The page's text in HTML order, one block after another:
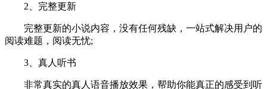
2、完整更新
完整更新的小说内容，没有任何残缺，一站式解决用户的
阅读难题，阅读无忧;
3、真人听书
非常真实的真人语音播放效果，帮助你能真正的感受到听